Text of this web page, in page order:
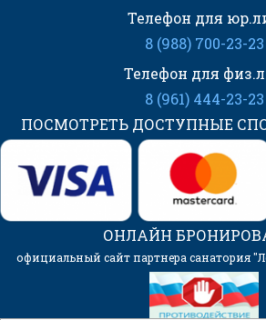
Телефон для
8 (988) 700-23-23
Телефон для
8 (961) 444-23-23
ПОСМОТРЕТЬ ДОСТУПНЫЕ
ОНЛАЙН
официальный сайт партнера санатория